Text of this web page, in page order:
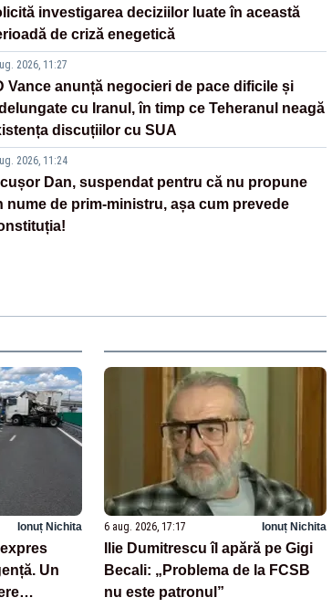
investigarea deciziilor luate în această
de criză enegetică
2026, 11:27
Vance anunță negocieri de pace dificile și
cu Iranul, în timp ce Teheranul neagă
discuțiilor cu SUA
2026, 11:24
Dan, suspendat pentru că nu propune
nume de prim-ministru, așa cum prevede
Ionuț Nichita
Un
6 aug. 2026, 17:17 Ionuț Nichita
Ilie Dumitrescu îl apără pe Gigi
Becali: „Problema de la FCSB
nu este patronul”